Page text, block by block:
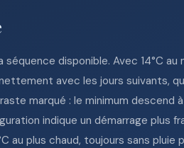
disponible. Avec 14°C au
avec les jours suivants,
marqué : le minimum descend à
indique un démarrage plus
plus chaud, toujours sans